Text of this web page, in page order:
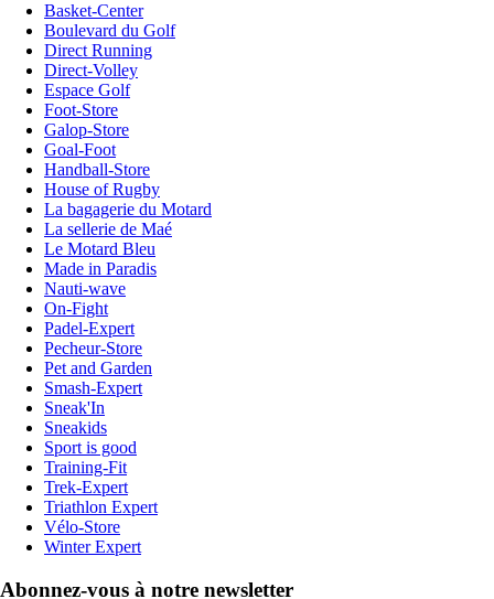
Basket-Center
Boulevard du Golf
Direct Running
Direct-Volley
Espace Golf
Foot-Store
Galop-Store
Goal-Foot
Handball-Store
House of Rugby
La bagagerie du Motard
La sellerie de Maé
Le Motard Bleu
Made in Paradis
Nauti-wave
On-Fight
Padel-Expert
Pecheur-Store
Pet and Garden
Smash-Expert
Sneak'In
Sneakids
Sport is good
Training-Fit
Trek-Expert
Triathlon Expert
Vélo-Store
Winter Expert
Abonnez-vous à notre newsletter